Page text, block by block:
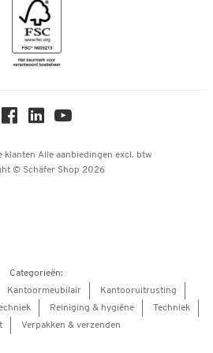
klanten Alle aanbiedingen excl. btw
© Schäfer Shop 2026
Categorieën:
Kantoormeubilair
Kantooruitrusting
Reiniging & hygiëne
Techniek
Verpakken & verzenden